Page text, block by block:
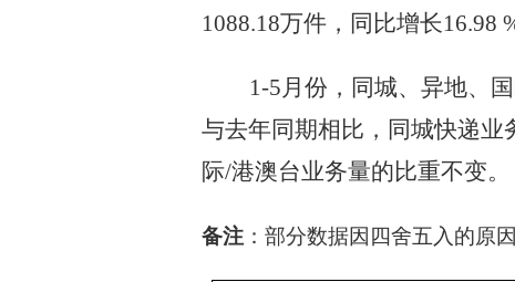
1088.18万件，同比增长16.98
1-5月份，同城、异地、
与去年同期相比，同城快递业
际/港澳台业务量的比重不变。
备注：部分数据因四舍五入的原